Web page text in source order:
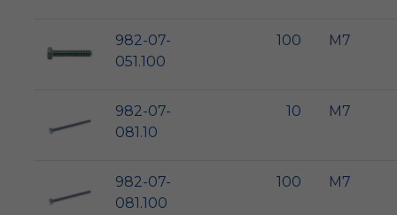
982-07-
051.100
100 M7
982-07-
081.10
10 M7
982-07-
081.100
100 M7